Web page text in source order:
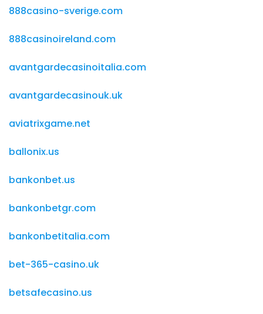
888casino-sverige.com
888casinoireland.com
avantgardecasinoitalia.com
avantgardecasinouk.uk
aviatrixgame.net
ballonix.us
bankonbet.us
bankonbetgr.com
bankonbetitalia.com
bet-365-casino.uk
betsafecasino.us